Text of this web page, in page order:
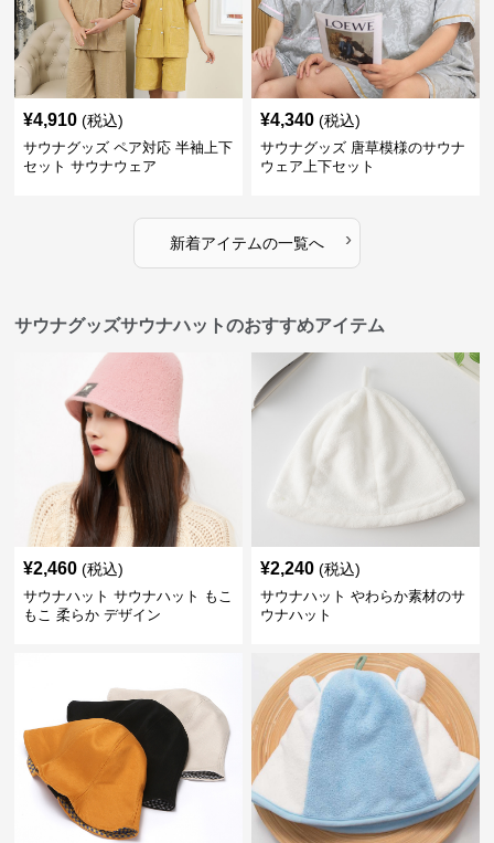
¥4,910 (税込)
サウナグッズ ペア対応 半袖上下
セット サウナウェア
¥4,340 (税込)
サウナグッズ 唐草模様のサウナ
ウェア上下セット
新着アイテムの一覧へ ›
サウナグッズサウナハットのおすすめアイテム
¥2,460 (税込)
サウナハット サウナハット もこ
もこ 柔らか デザイン
¥2,240 (税込)
サウナハット やわらか素材のサ
ウナハット